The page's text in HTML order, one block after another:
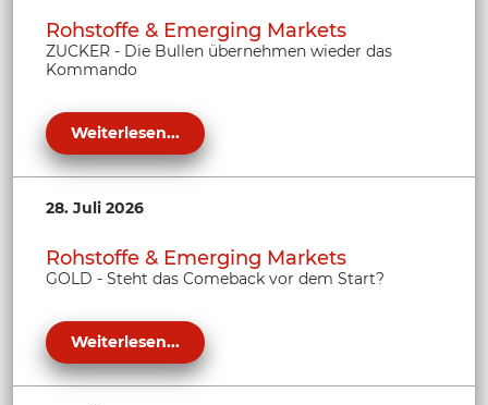
Rohstoffe & Emerging Markets
ZUCKER - Die Bullen übernehmen wieder das
Kommando
Weiterlesen...
28. Juli 2026
Rohstoffe & Emerging Markets
GOLD - Steht das Comeback vor dem Start?
Weiterlesen...